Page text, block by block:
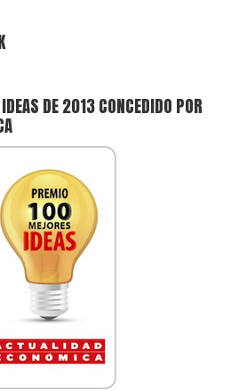
DE 2013 CONCEDIDO POR